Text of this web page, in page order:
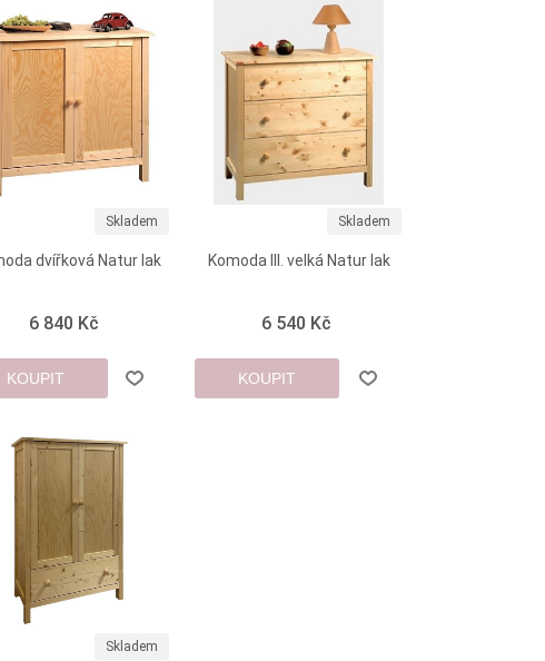
Skladem
dvířková Natur lak
6 840 Kč
KOUPIT
Skladem
Komoda III. velká Natur lak
6 540 Kč
KOUPIT
Skladem